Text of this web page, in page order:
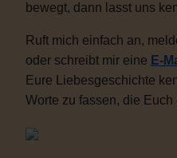
bewegt, dann lasst uns
Ruft mich einfach an,
oder schreibt mir eine E-
Eure Liebesgeschichte
Worte zu fassen, die